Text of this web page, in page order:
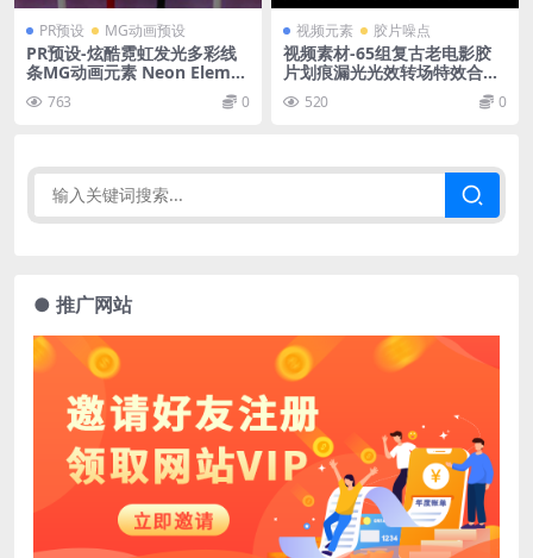
PR预设 MG动画预设
PR预设-炫酷霓虹发光多彩线
条MG动画元素 Neon Eleme
763 0
视频元素 胶片噪点
视频素材-65组复古老电影胶
片划痕漏光光效转场特效合成
520 0
● 推广网站